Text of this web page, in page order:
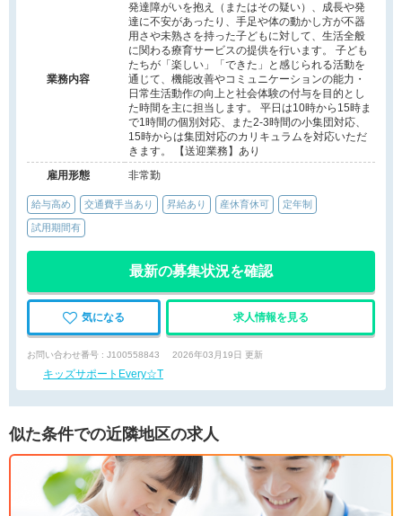
業務内容
発達障がいを抱え（またはその疑い）、成長や発
達に不安があったり、手足や体の動かし方が不器
用さや未熟さを持った子どもに対して、生活全般
に関わる療育サービスの提供を行います。 子ども
たちが「楽しい」「できた」と感じられる活動を
通じて、機能改善やコミュニケーションの能力・
日常生活動作の向上と社会体験の付与を目的とし
た時間を主に担当します。 平日は10時から15時ま
で1時間の個別対応、また2-3時間の小集団対応、
15時からは集団対応のカリキュラムを対応いただ
きます。 【送迎業務】あり
雇用形態
非常勤
給与高め 交通費手当あり 昇給あり 産休育休可 定年制
試用期間有
最新の募集状況を確認
気になる 求人情報を見る
お問い合わせ番号 : J100558843 2026年03月19日 更新
キッズサポートEvery☆T
似た条件での近隣地区の求人